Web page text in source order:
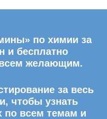
по химии за
и бесплатно
всем желающим.
за весь
чтобы узнать
по всем темам и